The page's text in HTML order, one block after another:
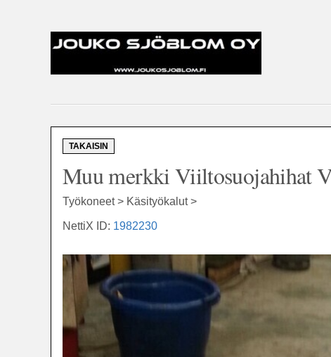
TAKAISIN
Muu merkki Viiltosuojahihat
Työkoneet > Käsityökalut >
NettiX ID: 1982230